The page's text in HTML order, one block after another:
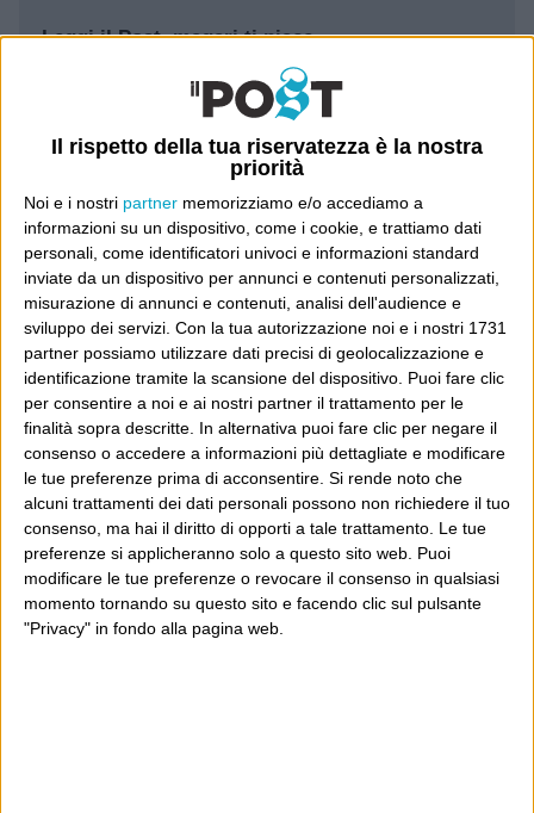
Il rispetto della tua riservatezza è la nostra
priorità
Noi e i nostri partner memorizziamo e/o accediamo a
informazioni su un dispositivo, come i cookie, e trattiamo dati
personali, come identificatori univoci e informazioni standard
inviate da un dispositivo per annunci e contenuti personalizzati,
misurazione di annunci e contenuti, analisi dell'audience e
sviluppo dei servizi. Con la tua autorizzazione noi e i nostri 1731
partner possiamo utilizzare dati precisi di geolocalizzazione e
identificazione tramite la scansione del dispositivo. Puoi fare clic
per consentire a noi e ai nostri partner il trattamento per le
finalità sopra descritte. In alternativa puoi fare clic per negare il
consenso o accedere a informazioni più dettagliate e modificare
le tue preferenze prima di acconsentire. Si rende noto che
alcuni trattamenti dei dati personali possono non richiedere il tuo
consenso, ma hai il diritto di opporti a tale trattamento. Le tue
preferenze si applicheranno solo a questo sito web. Puoi
modificare le tue preferenze o revocare il consenso in qualsiasi
momento tornando su questo sito e facendo clic sul pulsante
"Privacy" in fondo alla pagina web.
Leggi il Post, magari ti piace
Luca Sofri Wittgenstein
POST PRECEDENTE
Citizens can
POST SUCCESSIVO
Fan
E per i regali di Natale